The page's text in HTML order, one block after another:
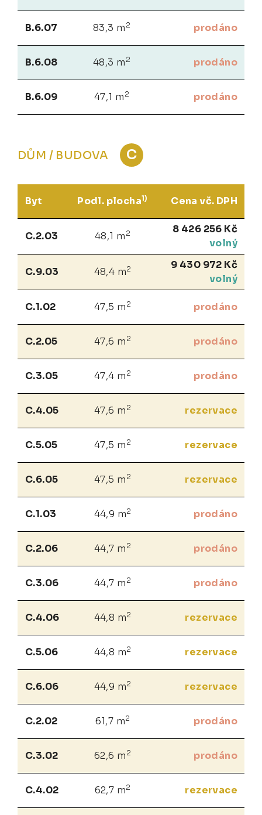
B.6.07 83,3 m 2 prodáno
B.6.08 48,3 m 2 prodáno
B.6.09 47,1 m 2 prodáno
DŮM / BUDOVA C
Byt Podl. plocha1) Cena vč. DPH
C.2.03 48,1 m 2
8 426 256 Kč
volný
C.9.03 48,4 m2
9 430 972 Kč
volný
C.1.02 47,5 m 2 prodáno
C.2.05 47,6 m 2 prodáno
C.3.05 47,4 m 2 prodáno
C.4.05 47,6 m 2 rezervace
C.5.05 47,5 m 2 rezervace
C.6.05 47,5 m 2 rezervace
C.1.03 44,9 m2 prodáno
C.2.06 44,7 m 2 prodáno
C.3.06 44,7 m 2 prodáno
C.4.06 44,8 m2 rezervace
C.5.06 44,8 m2 rezervace
C.6.06 44,9 m2 rezervace
C.2.02 61,7 m2 prodáno
C.3.02 62,6 m 2 prodáno
C.4.02 62,7 m2 rezervace